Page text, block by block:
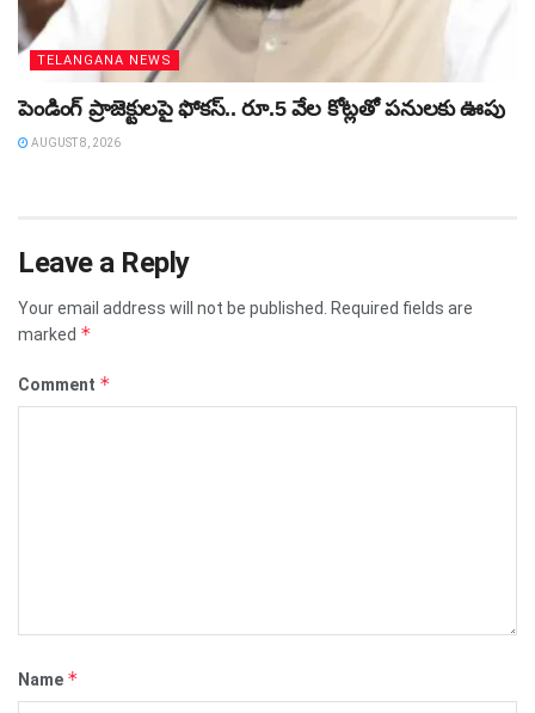
TELANGANA NEWS
పెండింగ్‌ ప్రాజెక్టులపై ఫోకస్‌.. రూ.5 వేల కోట్లతో పనులకు ఊపు
AUGUST 8, 2026
Leave a Reply
Your email address will not be published.
Required fields are
marked *
Comment *
Name *